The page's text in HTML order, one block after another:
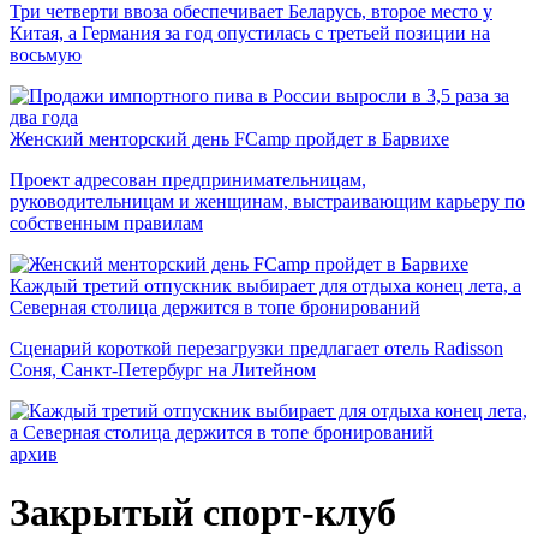
Три четверти ввоза обеспечивает Беларусь, второе место у
Китая, а Германия за год опустилась с третьей позиции на
восьмую
Женский менторский день FCamp пройдет в Барвихе
Проект адресован предпринимательницам,
руководительницам и женщинам, выстраивающим карьеру по
собственным правилам
Каждый третий отпускник выбирает для отдыха конец лета, а
Северная столица держится в топе бронирований
Сценарий короткой перезагрузки предлагает отель Radisson
Соня, Санкт-Петербург на Литейном
архив
Закрытый спорт-клуб